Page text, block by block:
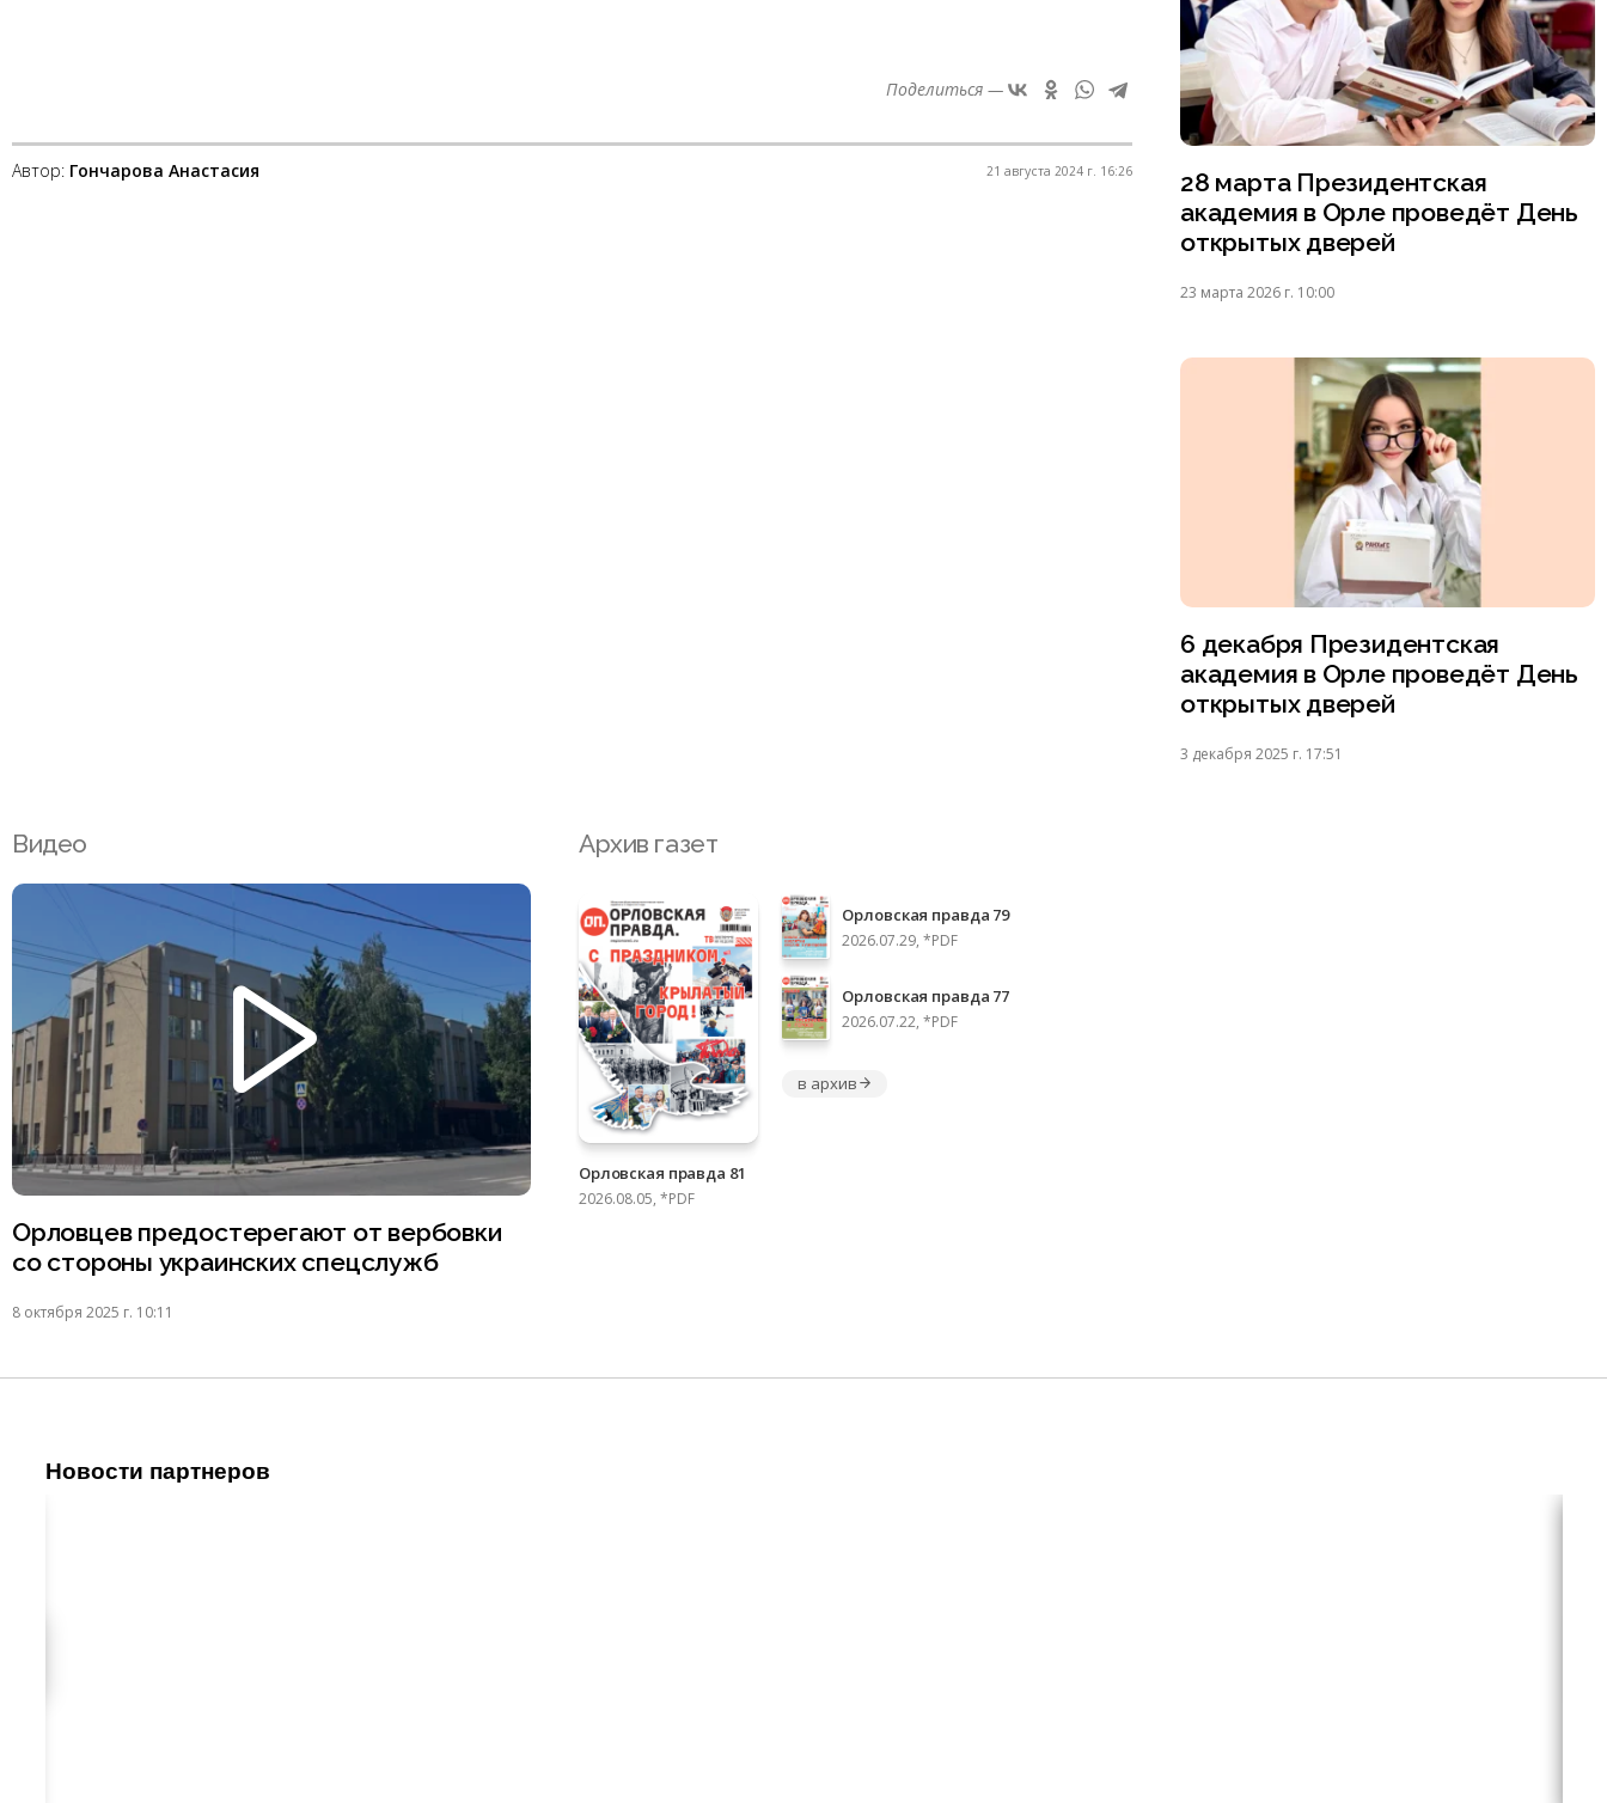
Поделиться —
Автор: Гончарова Анастасия 21 августа 2024 г. 16:26
28 марта Президентская
академия в Орле проведёт День
открытых дверей
23 марта 2026 г. 10:00
6 декабря Президентская
академия в Орле проведёт День
открытых дверей
3 декабря 2025 г. 17:51
Видео
Орловцев предостерегают от вербовки
со стороны украинских спецслужб
8 октября 2025 г. 10:11
Архив газет
Орловская правда 81
2026.08.05, *PDF
Орловская правда 79
2026.07.29, *PDF
Орловская правда 77
2026.07.22, *PDF
в архив
Новости партнеров